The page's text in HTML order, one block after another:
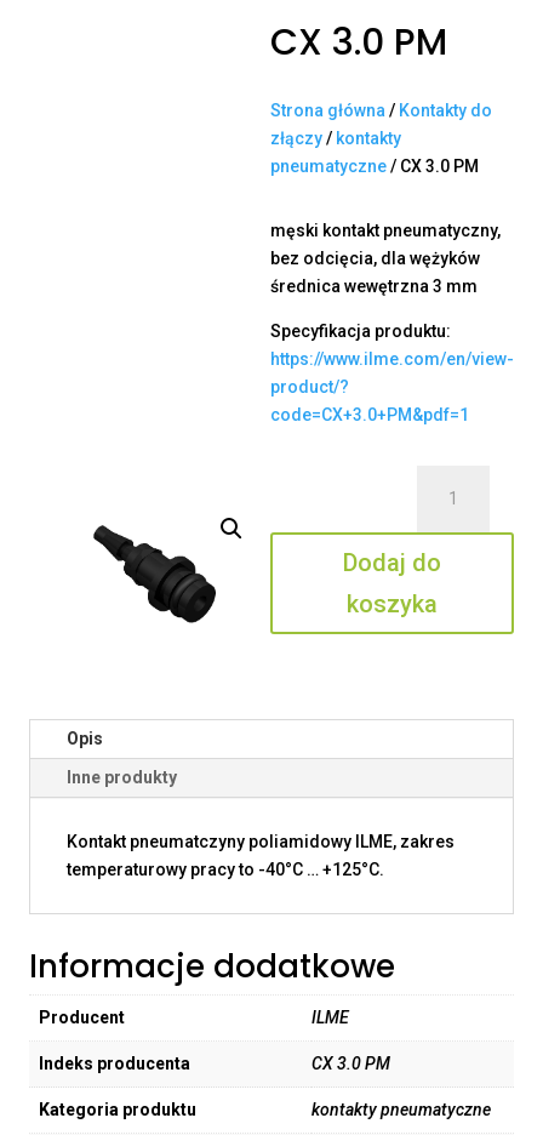
CX 3.0 PM
Strona główna / Kontakty do
złączy/ kontakty
pneumatyczne/ CX 3.0 PM
męski kontakt pneumatyczny,
bez odcięcia, dla wężyków
średnica wewętrzna 3 mm
Specyfikacja produktu:
https://www.ilme.com/en/view-
product/?
code=CX+3.0+PM&pdf=1
3.0
PM
Dodaj do
koszyka
Opis
Inne produkty
Kontakt pneumatczyny poliamidowy ILME, zakres
temperaturowy pracy to -40°C … +125°C.
Informacje dodatkowe
Producent ILME
Indeks producenta CX 3.0 PM
Kategoria produktu kontakty pneumatyczne